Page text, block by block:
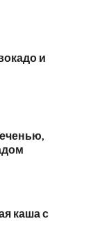
и
каша с